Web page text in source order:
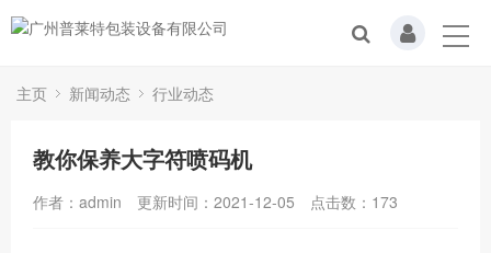
主页 新闻动态 行业动态
教你保养大字符喷码机
作者：admin 更新时间：2021-12-05 点击数： 173